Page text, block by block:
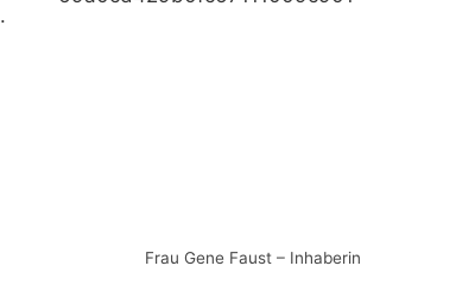
Frau Gene Faust – Inhaberin